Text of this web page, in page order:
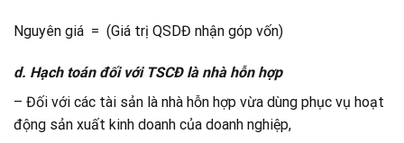
Nguyên giá = (Giá trị QSDĐ nhận góp vốn)
d. Hạch toán đối với TSCĐ là nhà hỗn hợp
– Đối với các tài sản là nhà hỗn hợp vừa dùng phục vụ hoạt
động sản xuất kinh doanh của doanh nghiệp,